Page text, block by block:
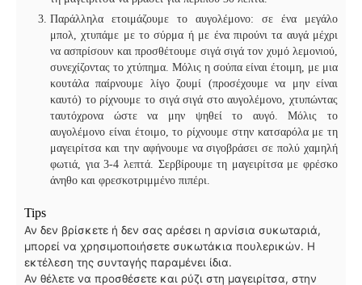
Παράλληλα ετοιμάζουμε το αυγολέμονο: σε ένα μεγάλο
μπολ, χτυπάμε με το σύρμα ή με ένα πιρούνι τα αυγά μέχρι
να ασπρίσουν και προσθέτουμε σιγά σιγά τον χυμό λεμονιού,
συνεχίζοντας το χτύπημα. Μόλις η σούπα είναι έτοιμη, με μια
κουτάλα παίρνουμε λίγο ζουμί (προσέχουμε να μην είναι
καυτό) το ρίχνουμε το σιγά σιγά στο αυγολέμονο, χτυπώντας
ταυτόχρονα ώστε να μην ψηθεί το αυγό. Μόλις το
αυγολέμονο είναι έτοιμο, το ρίχνουμε στην κατσαρόλα με τη
μαγειρίτσα και την αφήνουμε να σιγοβράσει σε πολύ χαμηλή
φωτιά, για 3-4 λεπτά. Σερβίρουμε τη μαγειρίτσα με φρέσκο
άνηθο και φρεσκοτριμμένο πιπέρι.
Tips
Αν δεν βρίσκετε ή δεν σας αρέσει η αρνίσια συκωταριά,
μπορεί να χρησιμοποιήσετε συκωτάκια πουλερικών. Η
εκτέλεση της συνταγής παραμένει ίδια.
Αν θέλετε να προσθέσετε και ρύζι στη μαγειρίτσα, στην